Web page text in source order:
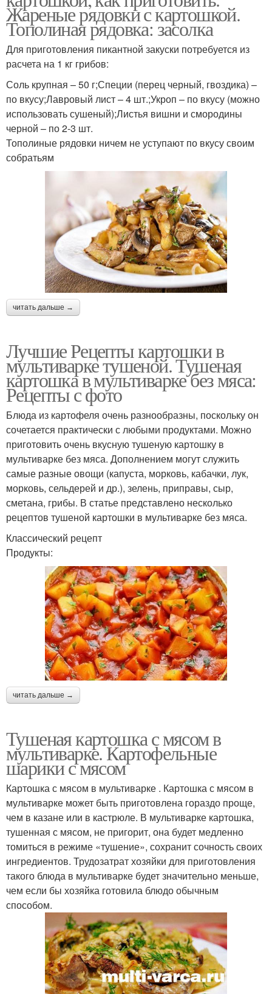
Жареные рядовки с картошкой.
Тополиная рядовка: засолка
Для приготовления пикантной закуски потребуется из
расчета на 1 кг грибов:
Соль крупная – 50 г;Специи (перец черный, гвоздика) –
по вкусу;Лавровый лист – 4 шт.;Укроп – по вкусу (можно
использовать сушеный);Листья вишни и смородины
черной – по 2-3 шт.
Тополиные рядовки ничем не уступают по вкусу своим
собратьям
читать дальше →
Лучшие Рецепты картошки в
мультиварке тушеной. Тушеная
картошка в мультиварке без мяса:
Рецепты с фото
Блюда из картофеля очень разнообразны, поскольку он
сочетается практически с любыми продуктами. Можно
приготовить очень вкусную тушеную картошку в
мультиварке без мяса. Дополнением могут служить
самые разные овощи (капуста, морковь, кабачки, лук,
морковь, сельдерей и др.), зелень, приправы, сыр,
сметана, грибы. В статье представлено несколько
рецептов тушеной картошки в мультиварке без мяса.
Классический рецепт
Продукты:
читать дальше →
Тушеная картошка с мясом в
мультиварке. Картофельные
шарики с мясом
Картошка с мясом в мультиварке . Картошка с мясом в
мультиварке может быть приготовлена гораздо проще,
чем в казане или в кастрюле. В мультиварке картошка,
тушенная с мясом, не пригорит, она будет медленно
томиться в режиме «тушение», сохранит сочность своих
ингредиентов. Трудозатрат хозяйки для приготовления
такого блюда в мультиварке будет значительно меньше,
чем если бы хозяйка готовила блюдо обычным
способом.